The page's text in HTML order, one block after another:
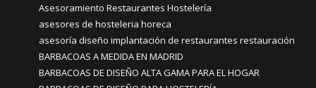
Asesoramiento Restaurantes Hostelería
asesores de hosteleria horeca
asesoría diseño implantación de restaurantes restauración
BARBACOAS A MEDIDA EN MADRID
BARBACOAS DE DISEÑO ALTA GAMA PARA EL HOGAR